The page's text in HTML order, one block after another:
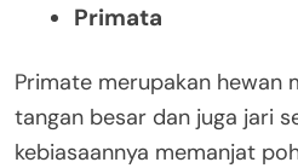
Primata
Primate merupakan hewan
tangan besar dan juga jari
kebiasaannya memanjat